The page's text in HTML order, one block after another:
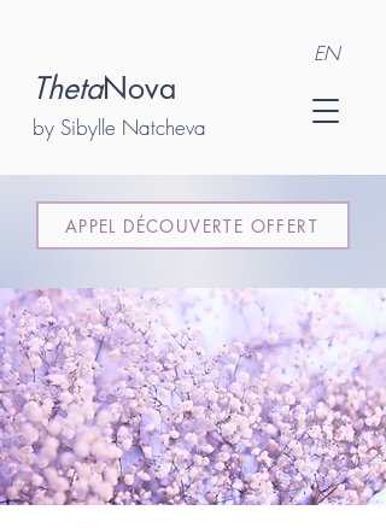
EN
ThetaNova
by Sibylle Natcheva
APPEL DÉCOUVERTE OFFERT